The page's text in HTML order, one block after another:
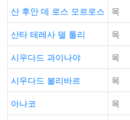
산 후안 데 로스 모르로스
목
산타 테레사 델 툴리
목
시우다드 과이나야
목
시우다드 볼리바르
목
아나코
목